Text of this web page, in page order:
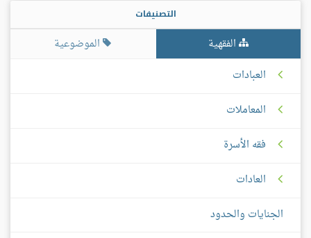
التصنيفات
الفقهية
الموضوعية
العبادات
المعاملات
فقه الأسرة
العادات
الجنايات والحدود